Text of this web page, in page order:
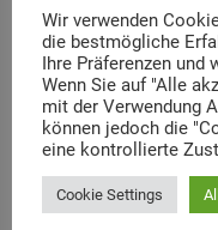
Hohenbrunn –
Erinnerung“
Thema und
Dachauer
Neue
Digitale
Wir verwenden
die bestmögliche
Ihre Präferenzen und
Wenn Sie auf "Alle
mit der Verwendung
können jedoch die
eine kontrollierte
Cookie Settings